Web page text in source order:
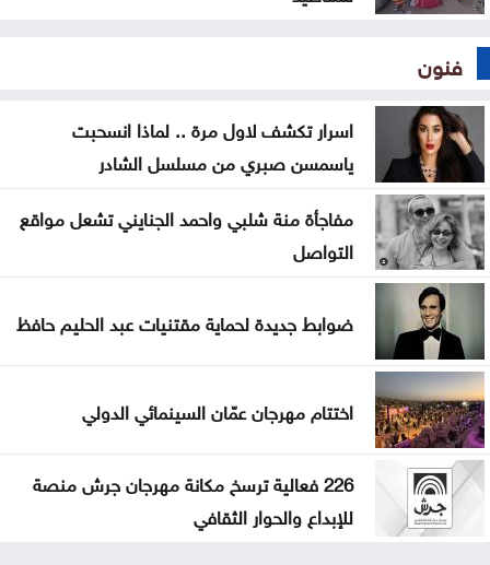
فنون
اسرار تكشف لاول مرة .. لماذا انسحبت
ياسمسن صبري من مسلسل الشادر
مفاجأة منة شلبي واحمد الجنايني تشعل مواقع
التواصل
ضوابط جديدة لحماية مقتنيات عبد الحليم حافظ
اختتام مهرجان عمّان السينمائي الدولي
226 فعالية ترسخ مكانة مهرجان جرش منصة
للإبداع والحوار الثقافي